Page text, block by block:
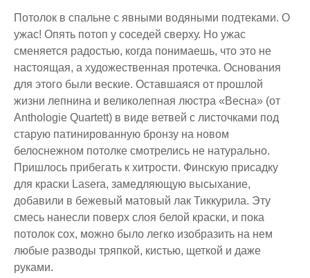
Потолок в спальне с явными водяными подтеками. О
ужас! Опять потоп у соседей сверху. Но ужас
сменяется радостью, когда понимаешь, что это не
настоящая, а художественная протечка. Основания
для этого были веские. Оставшаяся от прошлой
жизни лепнина и великолепная люстра «Весна» (от
Anthologie Quartett) в виде ветвей с листочками под
старую патинированную бронзу на новом
белоснежном потолке смотрелись не натурально.
Пришлось прибегать к хитрости. Финскую присадку
для краски Lasera, замедляющую высыхание,
добавили в бежевый матовый лак Тиккурила. Эту
смесь нанесли поверх слоя белой краски, и пока
потолок сох, можно было легко изобразить на нем
любые разводы тряпкой, кистью, щеткой и даже
руками.